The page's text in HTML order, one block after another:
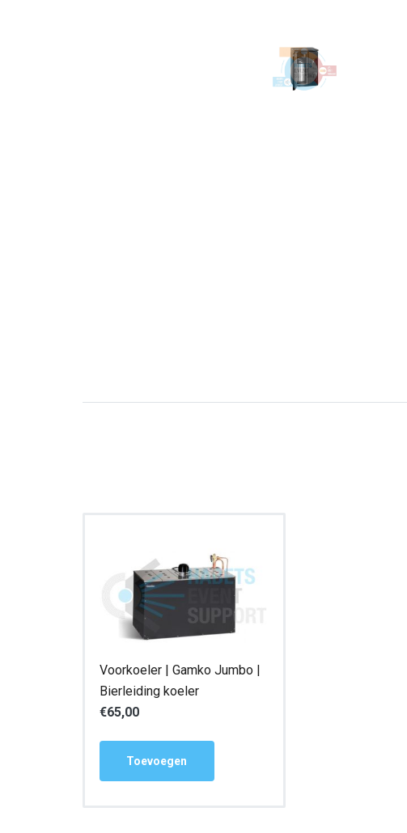
Voorkoeler | Gamko Jumbo |
Bierleiding koeler
€65,00
Toevoegen